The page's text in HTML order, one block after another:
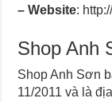
–Website:
Shop Anh
Shop Anh Sơn
11/2011 và là